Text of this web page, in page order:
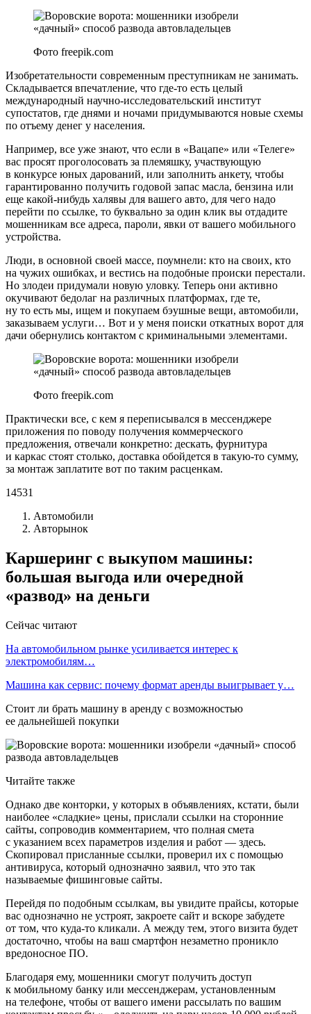
Фото freepik.com
Изобретательности современным преступникам не занимать.
Складывается впечатление, что где-то есть целый
международный научно-исследовательский институт
супостатов, где днями и ночами придумываются новые схемы
по отъему денег у населения.
Например, все уже знают, что если в «Вацапе» или «Телеге»
вас просят проголосовать за племяшку, участвующую
в конкурсе юных дарований, или заполнить анкету, чтобы
гарантированно получить годовой запас масла, бензина или
еще какой-нибудь халявы для вашего авто, для чего надо
перейти по ссылке, то буквально за один клик вы отдадите
мошенникам все адреса, пароли, явки от вашего мобильного
устройства.
Люди, в основной своей массе, поумнели: кто на своих, кто
на чужих ошибках, и вестись на подобные происки перестали.
Но злодеи придумали новую уловку. Теперь они активно
окучивают бедолаг на различных платформах, где те,
ну то есть мы, ищем и покупаем бэушные вещи, автомобили,
заказываем услуги… Вот и у меня поиски откатных ворот для
дачи обернулись контактом с криминальными элементами.
Фото freepik.com
Практически все, с кем я переписывался в мессенджере
приложения по поводу получения коммерческого
предложения, отвечали конкретно: дескать, фурнитура
и каркас стоят столько, доставка обойдется в такую-то сумму,
за монтаж заплатите вот по таким расценкам.
14531
Автомобили
Авторынок
Каршеринг с выкупом машины:
большая выгода или очередной
«развод» на деньги
Сейчас читают
На автомобильном рынке усиливается интерес к
электромобилям…
Машина как сервис: почему формат аренды выигрывает у…
Стоит ли брать машину в аренду с возможностью
ее дальнейшей покупки
Читайте также
Однако две конторки, у которых в объявлениях, кстати, были
наиболее «сладкие» цены, прислали ссылки на сторонние
сайты, сопроводив комментарием, что полная смета
с указанием всех параметров изделия и работ — здесь.
Скопировал присланные ссылки, проверил их с помощью
антивируса, который однозначно заявил, что это так
называемые фишинговые сайты.
Перейдя по подобным ссылкам, вы увидите прайсы, которые
вас однозначно не устроят, закроете сайт и вскоре забудете
от том, что куда-то кликали. А между тем, этого визита будет
достаточно, чтобы на ваш смартфон незаметно проникло
вредоносное ПО.
Благодаря ему, мошенники смогут получить доступ
к мобильному банку или мессенджерам, установленным
на телефоне, чтобы от вашего имени рассылать по вашим